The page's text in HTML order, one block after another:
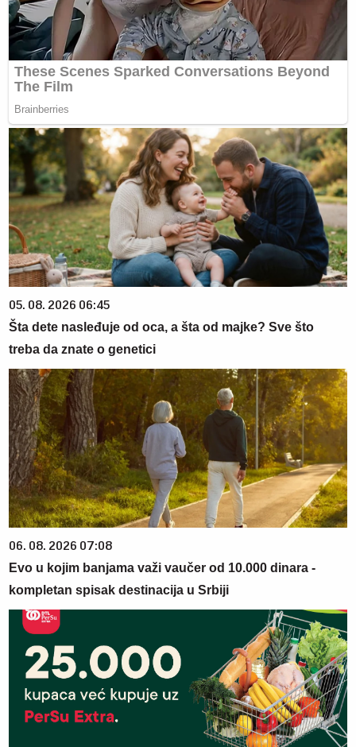
05. 08. 2026 06:45
Šta dete nasleđuje od oca, a šta od majke? Sve što
treba da znate o genetici
06. 08. 2026 07:08
Evo u kojim banjama važi vaučer od 10.000 dinara -
kompletan spisak destinacija u Srbiji